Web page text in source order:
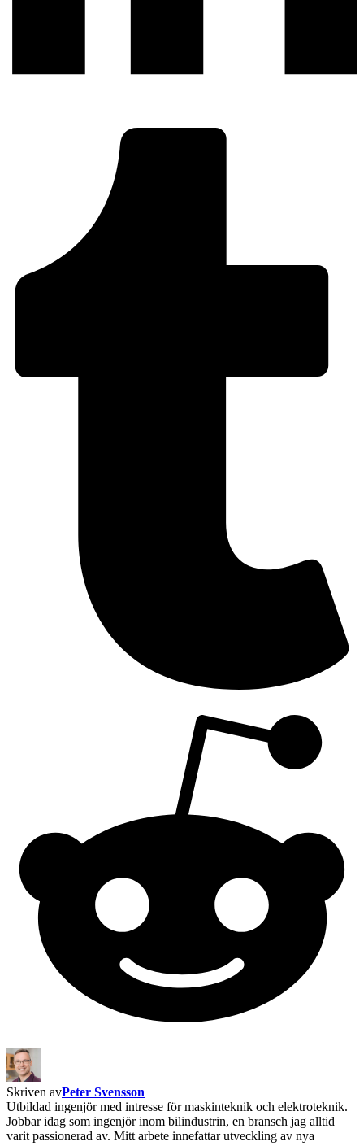
Skriven avPeter Svensson
Utbildad ingenjör med intresse för maskinteknik och elektroteknik.
Jobbar idag som ingenjör inom bilindustrin, en bransch jag alltid
varit passionerad av. Mitt arbete innefattar utveckling av nya